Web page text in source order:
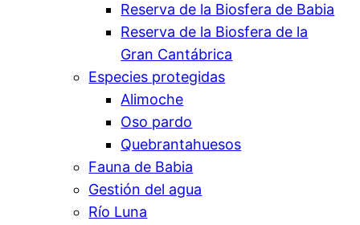
Reserva de la Biosfera de Babia
Reserva de la Biosfera de la
Gran Cantábrica
Especies protegidas
Alimoche
Oso pardo
Quebrantahuesos
Fauna de Babia
Gestión del agua
Río Luna